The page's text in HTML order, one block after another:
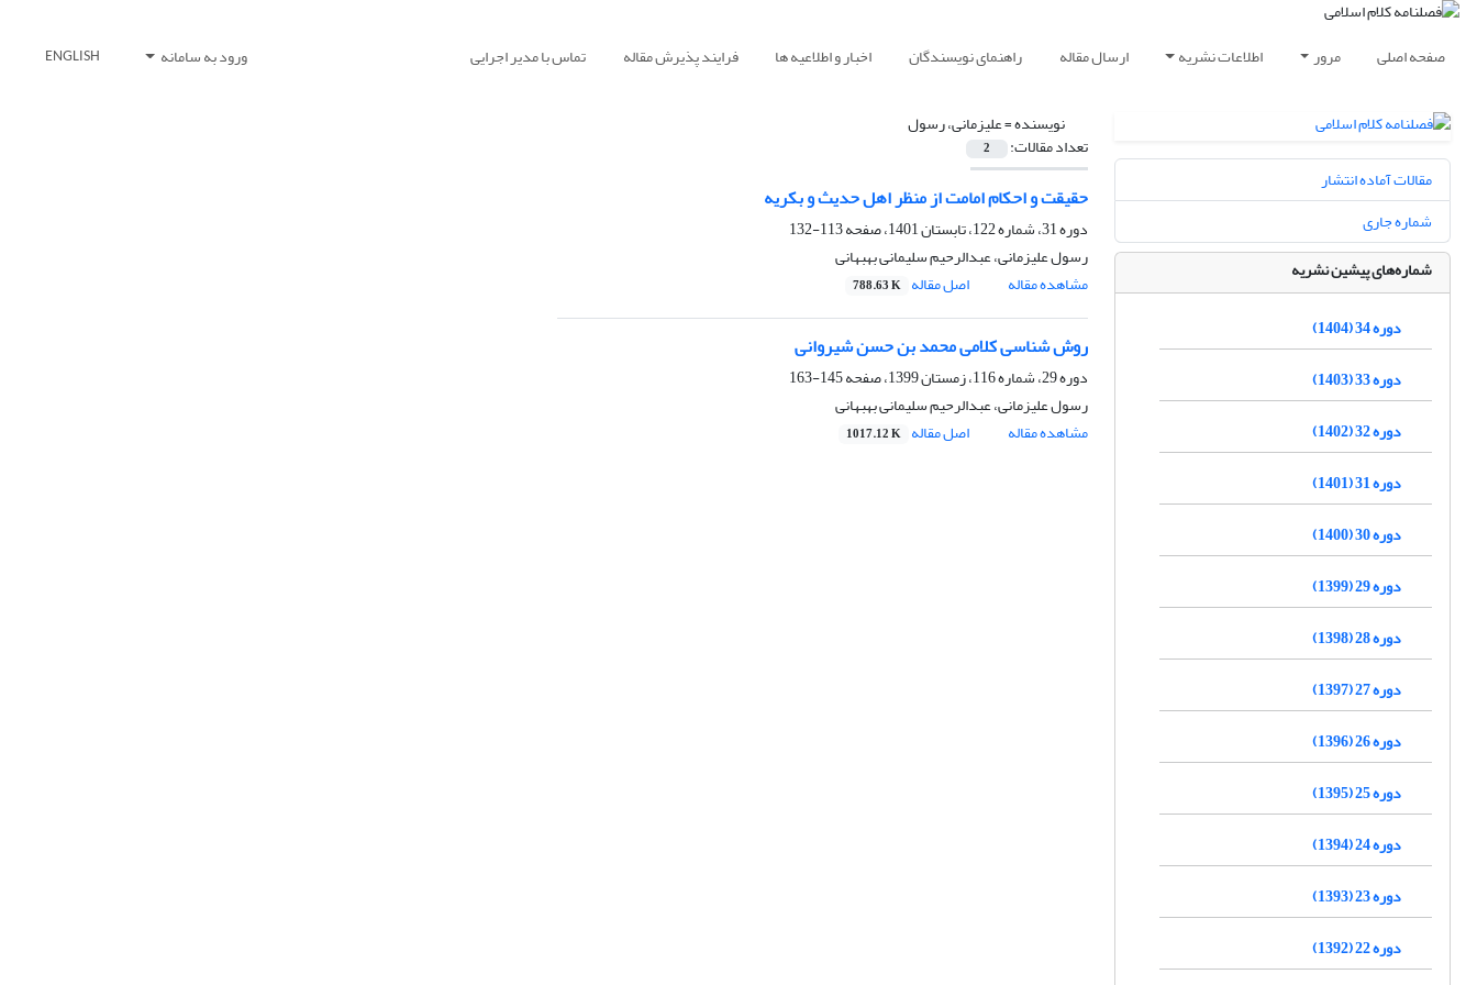
صفحه اصلی مرور اطلاعات نشریه ارسال مقاله راهنمای نویسندگان اخبار و اطلاعیه ها فرایند پذیرش مقاله تماس با مدیر اجرایی ورود به سامانه ENGLISH
نویسنده =علیزمانی، رسول
تعداد مقالات: 2
حقیقت و احکام امامت از منظر اهل حدیث و بکریه
دوره 31، شماره 122، تابستان 1401، صفحه
113-132
رسول علیزمانی، عبدالرحیم سلیمانی بهبهانی
مشاهده مقاله
اصل مقاله 788.63 K
روش شناسی کلامی محمد بن حسن شیروانی
دوره 29، شماره 116، زمستان 1399، صفحه
145-163
رسول علیزمانی، عبدالرحیم سلیمانی بهبهانی
مشاهده مقاله
اصل مقاله 1017.12 K
مقالات آماده انتشار
شماره جاری
شماره‌های پیشین نشریه
دوره 34 (1404)
دوره 33 (1403)
دوره 32 (1402)
دوره 31 (1401)
دوره 30 (1400)
دوره 29 (1399)
دوره 28 (1398)
دوره 27 (1397)
دوره 26 (1396)
دوره 25 (1395)
دوره 24 (1394)
دوره 23 (1393)
دوره 22 (1392)